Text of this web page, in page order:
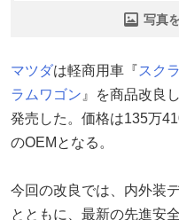
写真
マツダは軽商用車『スク
ラムワゴン 』を商品改良
発売した。価格は135万
のOEMとなる。
今回の改良では、内外装
とともに、最新の先進安